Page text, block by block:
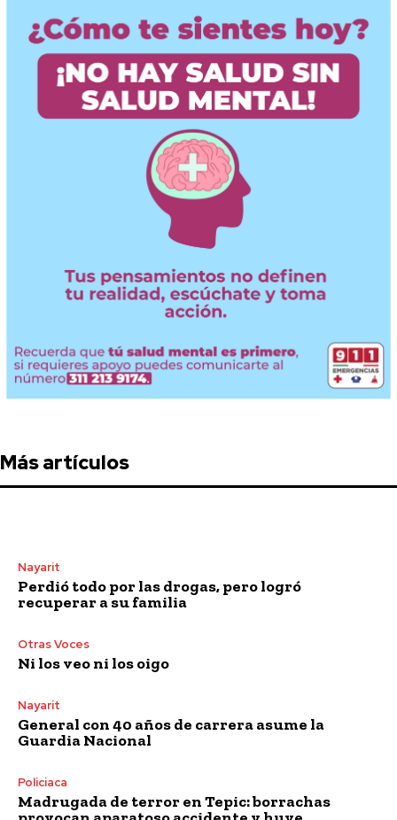
Más artículos
Nayarit
Perdió todo por las drogas, pero logró
recuperar a su familia
Otras Voces
Ni los veo ni los oigo
Nayarit
General con 40 años de carrera asume la
Guardia Nacional
Policiaca
Madrugada de terror en Tepic: borrachas